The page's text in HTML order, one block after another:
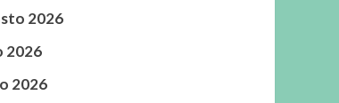
2026
2026
2026